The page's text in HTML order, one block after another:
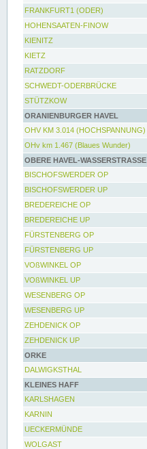
FRANKFURT1 (ODER)
HOHENSAATEN-FINOW
KIENITZ
KIETZ
RATZDORF
SCHWEDT-ODERBRÜCKE
STÜTZKOW
ORANIENBURGER HAVEL
OHV KM 3.014 (HOCHSPANNUNG)
OHv km 1.467 (Blaues Wunder)
OBERE HAVEL-WASSERSTRASSE
BISCHOFSWERDER OP
BISCHOFSWERDER UP
BREDEREICHE OP
BREDEREICHE UP
FÜRSTENBERG OP
FÜRSTENBERG UP
VOßWINKEL OP
VOßWINKEL UP
WESENBERG OP
WESENBERG UP
ZEHDENICK OP
ZEHDENICK UP
ORKE
DALWIGKSTHAL
KLEINES HAFF
KARLSHAGEN
KARNIN
UECKERMÜNDE
WOLGAST